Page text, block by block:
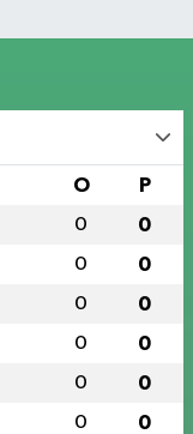
O P
0 0
0 0
0 0
0 0
0 0
0 0